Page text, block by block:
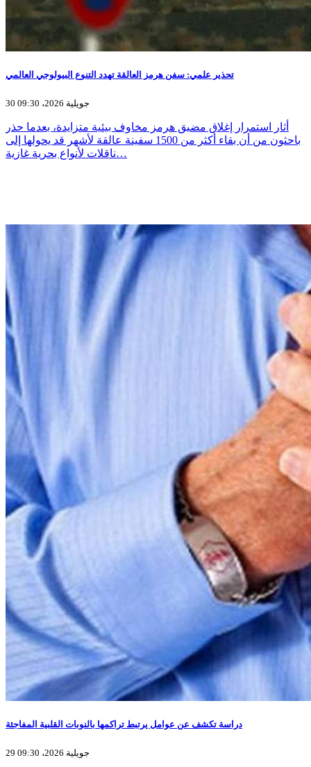
تحذير علمي: سفن هرمز العالقة تهدد التنوع البيولوجي العالمي
30 جويلية 2026، 09:30
أثار استمرار إغلاق مضيق هرمز مخاوف بيئية متزايدة، بعدما حذر
باحثون من أن بقاء أكثر من 1500 سفينة عالقة لأشهر قد يحولها إلى
ناقلات لأنواع بحرية غازية…
دراسة تكشف عن عوامل يرتبط تراكمها بالنوبات القلبية المفاجئة
29 جويلية 2026، 09:30